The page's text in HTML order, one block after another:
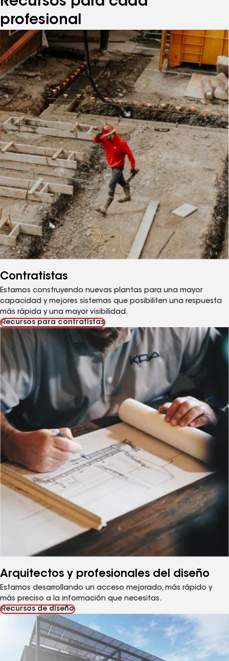
profesional
Contratistas
Estamos construyendo nuevas plantas para una mayor
capacidad y mejores sistemas que posibiliten una respuesta
más rápida y una mayor visibilidad.
Recursos para contratistas
Arquitectos y profesionales del diseño
Estamos desarrollando un acceso mejorado, más rápido y
más preciso a la información que necesitas.
Recursos de diseño